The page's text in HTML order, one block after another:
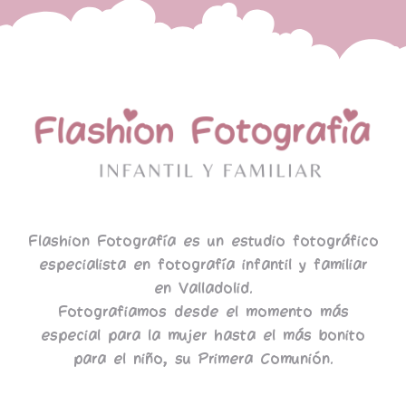
Flashion Fotografía es un estudio fotográfico
especialista en fotografía infantil y familiar
en Valladolid.
Fotografiamos desde el momento más
especial para la mujer hasta el más bonito
para el niño, su Primera Comunión.